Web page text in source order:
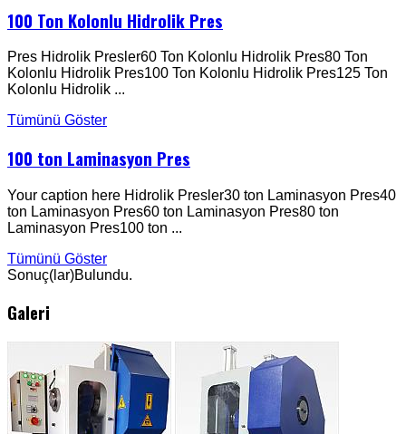
100 Ton Kolonlu Hidrolik Pres
Pres Hidrolik Presler60 Ton Kolonlu Hidrolik Pres80 Ton
Kolonlu Hidrolik Pres100 Ton Kolonlu Hidrolik Pres125 Ton
Kolonlu Hidrolik ...
Tümünü Göster
100 ton Laminasyon Pres
Your caption here Hidrolik Presler30 ton Laminasyon Pres40
ton Laminasyon Pres60 ton Laminasyon Pres80 ton
Laminasyon Pres100 ton ...
Tümünü Göster
Sonuç(lar)Bulundu.
Galeri